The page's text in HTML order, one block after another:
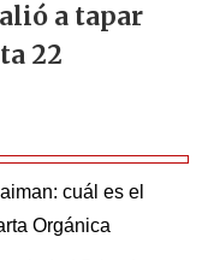
a tapar
22
cuál es el
Orgánica